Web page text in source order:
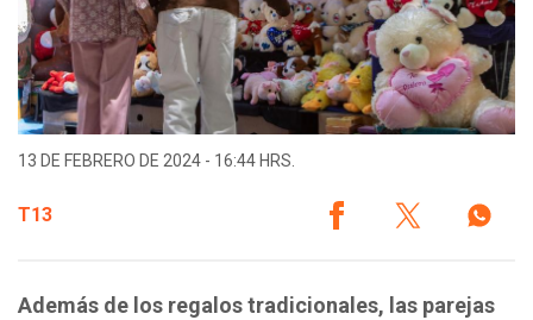
13 DE FEBRERO DE 2024 - 16:44 HRS.
T13
Además de los regalos tradicionales, las parejas